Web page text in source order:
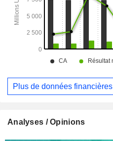
Plus de données financières
Analyses / Opinions